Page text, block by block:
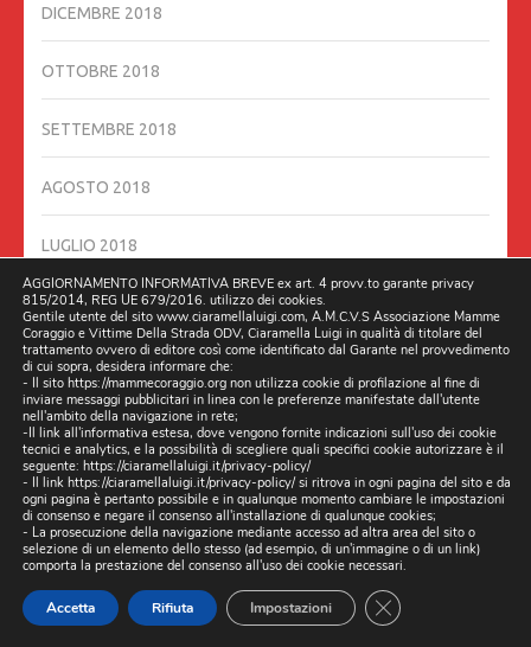
DICEMBRE 2018
OTTOBRE 2018
SETTEMBRE 2018
AGOSTO 2018
LUGLIO 2018
GIUGNO 2018
GIUGNO 2016
MAGGIO 2016
DICEMBRE 201
RECENT POSTS
DOPO GLI ESPOSTI, (ARRIVANO LE ISPEZIONI), DAL
MINISTERO INFRASTRUTTURE ROMA, DELEGANO NAPOLI
AGGIORNAMENTO INFORMATIVA BREVE ex art. 4 provv.to garante privacy
815/2014, REG UE 679/2016. utilizzo dei cookies.
Gentile utente del sito www.ciaramellaluigi.com, A.M.C.V.S Associazione Mamme
Coraggio e Vittime Della Strada ODV, Ciaramella Luigi in qualità di titolare del
trattamento ovvero di editore così come identificato dal Garante nel provvedimento
di cui sopra, desidera informare che:
- Il sito https://mammecoraggio.org non utilizza cookie di profilazione al fine di
inviare messaggi pubblicitari in linea con le preferenze manifestate dall'utente
nell'ambito della navigazione in rete;
-Il link all'informativa estesa, dove vengono fornite indicazioni sull'uso dei cookie
tecnici e analytics, e la possibilità di scegliere quali specifici cookie autorizzare è il
seguente: https://ciaramellaluigi.it/privacy-policy/
- Il link https://ciaramellaluigi.it/privacy-policy/si ritrova in ogni pagina del sito e da
ogni pagina è pertanto possibile e in qualunque momento cambiare le impostazioni
di consenso e negare il consenso all'installazione di qualunque cookies;
- La prosecuzione della navigazione mediante accesso ad altra area del sito o
selezione di un elemento dello stesso (ad esempio, di un'immagine o di un link)
comporta la prestazione del consenso all'uso dei cookie necessari.
Accetta Rifiuta Impostazioni CLOSE GDPR